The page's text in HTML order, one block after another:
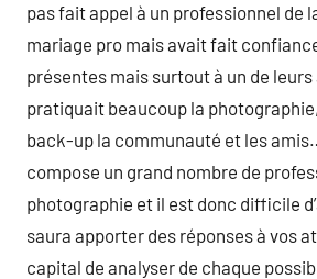
pas fait appel à un professionnel de
mariage pro mais avait fait
présentes mais surtout à un de
pratiquait beaucoup la
back-up la communauté et les
compose un grand nombre de
photographie et il est donc difficile
saura apporter des réponses à vos
capital de analyser de chaque